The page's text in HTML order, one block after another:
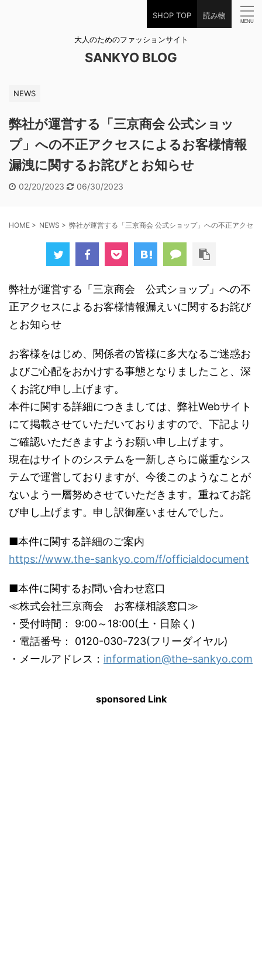
SHOP TOP 読み物
大人のためのファッションサイト
SANKYO BLOG
NEWS
弊社が運営する「三京商会 公式ショッ
プ」への不正アクセスによるお客様情報
漏洩に関するお詫びとお知らせ
02/20/2023 06/30/2023
HOME > NEWS > 弊社が運営する「三京商会 公式ショップ」への不正アクセ
弊社が運営する「三京商会 公式ショップ」への不
正アクセスによるお客様情報漏えいに関するお詫び
とお知らせ
お客様をはじめ、関係者の皆様に多大なるご迷惑お
よびご心配をおかけする事態となりましたこと、深
くお詫び申し上げます。
本件に関する詳細につきましては、弊社Webサイト
にて掲載させていただいておりますので、下記より
ご確認いただきますようお願い申し上げます。
現在はサイトのシステムを一新しさらに厳重なシス
テムで運営しておりますが、今後このようなことが
ないよう一層努めさせていただきます。重ねてお詫
び申し上げます。申し訳御座いませんでした。
■本件に関する詳細のご案内
https://www.the-sankyo.com/f/officialdocument
■本件に関するお問い合わせ窓口
≪株式会社三京商会 お客様相談窓口≫
・受付時間： 9:00～18:00(土・日除く)
・電話番号： 0120-030-723(フリーダイヤル)
・メールアドレス： information@the-sankyo.com
sponsored Link